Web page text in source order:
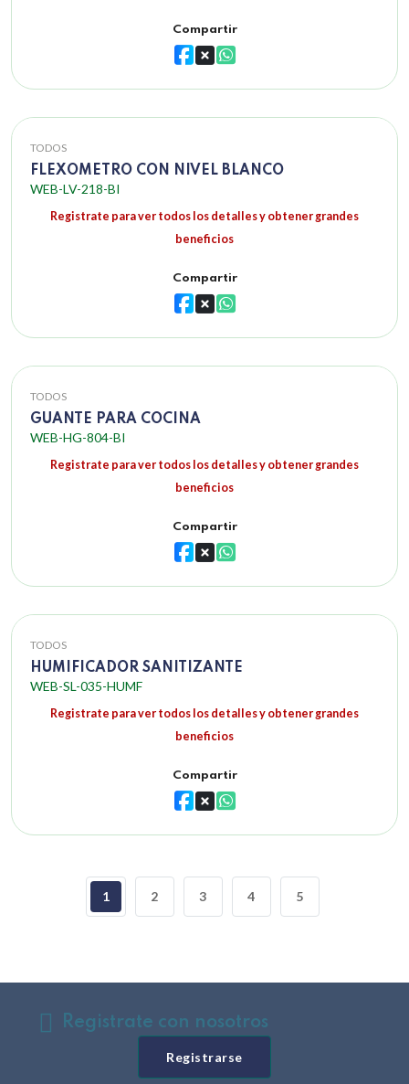
Compartir
TODOS
FLEXOMETRO CON NIVEL BLANCO
WEB-LV-218-BI
Registrate para ver todos los detalles y obtener grandes
beneficios
Compartir
TODOS
GUANTE PARA COCINA
WEB-HG-804-BI
Registrate para ver todos los detalles y obtener grandes
beneficios
Compartir
TODOS
HUMIFICADOR SANITIZANTE
WEB-SL-035-HUMF
Registrate para ver todos los detalles y obtener grandes
beneficios
Compartir
1 2 3 4 5
Registrate con nosotros
Registrarse